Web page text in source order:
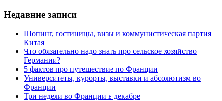
Недавние записи
Шопинг, гостиницы, визы и коммунистическая партия
Китая
Что обязательно надо знать про сельское хозяйство
Германии?
5 фактов про путешествие по Франции
Университеты, курорты, выставки и абсолютизм во
Франции
Три недели во Франции в декабре